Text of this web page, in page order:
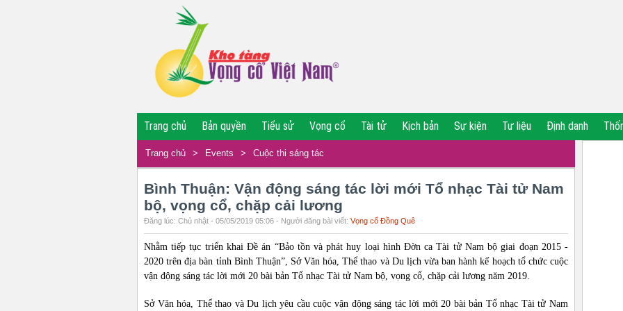
Trang chủ Bản quyền Tiểu sử Vọng cổ Tài tử Kịch bản Sự kiện Tư liệu Định danh
Trang chủ > Events > Cuộc thi sáng tác
Bình Thuận: Vận động sáng tác lời mới Tổ nhạc Tài tử Nam
bộ, vọng cổ, chặp cải lương
Đăng lúc: Chủ nhật - 05/05/2019 05:06 - Người đăng bài viết: Vọng cổ Đồng Quê
Nhằm tiếp tục triển khai Đề án “Bảo tồn và phát huy loại hình Đờn ca Tài tử Nam bộ giai đoạn 2015 -
2020 trên địa bàn tỉnh Bình Thuận”, Sở Văn hóa, Thể thao và Du lịch vừa ban hành kế hoạch tổ chức cuộc
vận động sáng tác lời mới 20 bài bản Tổ nhạc Tài tử Nam bộ, vọng cổ, chặp cải lương năm 2019.
Sở Văn hóa, Thể thao và Du lịch yêu cầu cuộc vận động sáng tác lời mới 20 bài bản Tổ nhạc Tài tử Nam